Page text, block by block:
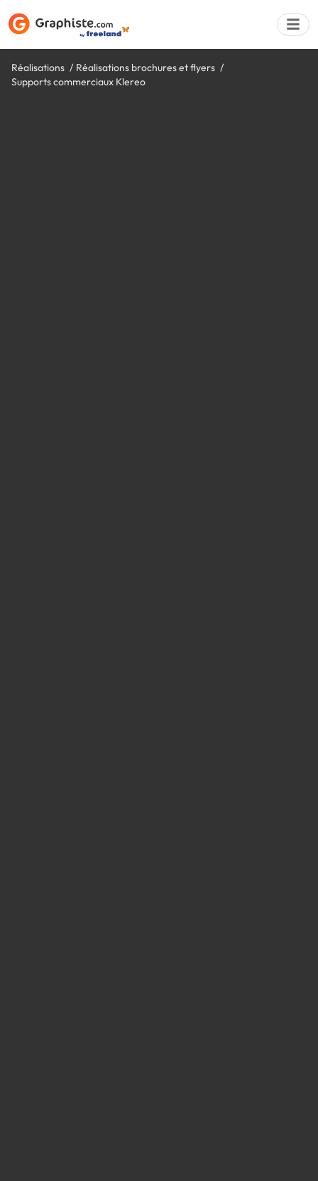
Réalisations
Réalisations brochures et flyers
Supports commerciaux Klereo